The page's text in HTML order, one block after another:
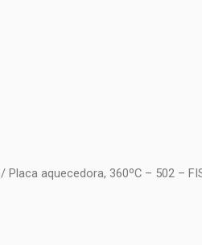
/ Placa aquecedora, 360ºC – 502 –